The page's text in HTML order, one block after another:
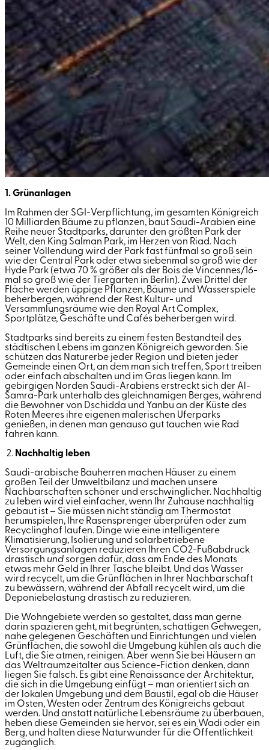
1. Grünanlagen
Im Rahmen der SGI-Verpflichtung, im gesamten Königreich
10 Milliarden Bäume zu pflanzen, baut Saudi-Arabien eine
Reihe neuer Stadtparks, darunter den größten Park der
Welt, den King Salman Park, im Herzen von Riad. Nach
seiner Vollendung wird der Park fast fünfmal so groß sein
wie der Central Park oder etwa siebenmal so groß wie der
Hyde Park (etwa 70 % größer als der Bois de Vincennes/16-
mal so groß wie der Tiergarten in Berlin). Zwei Drittel der
Fläche werden üppige Pflanzen, Bäume und Wasserspiele
beherbergen, während der Rest Kultur- und
Versammlungsräume wie den Royal Art Complex,
Sportplätze, Geschäfte und Cafés beherbergen wird.
Stadtparks sind bereits zu einem festen Bestandteil des
städtischen Lebens im ganzen Königreich geworden. Sie
schützen das Naturerbe jeder Region und bieten jeder
Gemeinde einen Ort, an dem man sich treffen, Sport treiben
oder einfach abschalten und im Gras liegen kann. Im
gebirgigen Norden Saudi-Arabiens erstreckt sich der Al-
Samra-Park unterhalb des gleichnamigen Berges, während
die Bewohner von Dschidda und Yanbu an der Küste des
Roten Meeres ihre eigenen malerischen Uferparks
genießen, in denen man genauso gut tauchen wie Rad
fahren kann.
2. Nachhaltig leben
Saudi-arabische Bauherren machen Häuser zu einem
großen Teil der Umweltbilanz und machen unsere
Nachbarschaften schöner und erschwinglicher. Nachhaltig
zu leben wird viel einfacher, wenn Ihr Zuhause nachhaltig
gebaut ist – Sie müssen nicht ständig am Thermostat
herumspielen, Ihre Rasensprenger überprüfen oder zum
Recyclinghof laufen. Dinge wie eine intelligentere
Klimatisierung, Isolierung und solarbetriebene
Versorgungsanlagen reduzieren Ihren CO2-Fußabdruck
drastisch und sorgen dafür, dass am Ende des Monats
etwas mehr Geld in Ihrer Tasche bleibt. Und das Wasser
wird recycelt, um die Grünflächen in Ihrer Nachbarschaft
zu bewässern, während der Abfall recycelt wird, um die
Deponiebelastung drastisch zu reduzieren.
Die Wohngebiete werden so gestaltet, dass man gerne
darin spazieren geht, mit begrünten, schattigen Gehwegen,
nahe gelegenen Geschäften und Einrichtungen und vielen
Grünflächen, die sowohl die Umgebung kühlen als auch die
Luft, die Sie atmen, reinigen. Aber wenn Sie bei Häusern an
das Weltraumzeitalter aus Science-Fiction denken, dann
liegen Sie falsch. Es gibt eine Renaissance der Architektur,
die sich in die Umgebung einfügt – man orientiert sich an
der lokalen Umgebung und dem Baustil, egal ob die Häuser
im Osten, Westen oder Zentrum des Königreichs gebaut
werden. Und anstatt natürliche Lebensräume zu überbauen,
heben diese Gemeinden sie hervor, sei es ein Wadi oder ein
Berg, und halten diese Naturwunder für die Öffentlichkeit
zugänglich.